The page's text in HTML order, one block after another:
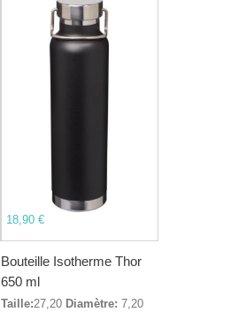
18,90 €
Bouteille Isotherme Thor
650 ml
Taille:27,20 Diamètre: 7,20